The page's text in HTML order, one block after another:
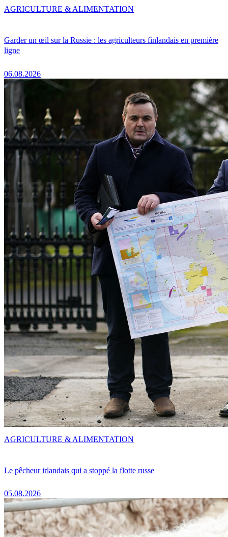
Garder un œil sur la Russie : les agriculteurs finlandais en première
ligne
06.08.2026
AGRICULTURE & ALIMENTATION
Le pêcheur irlandais qui a stoppé la flotte russe
05.08.2026
AGRICULTURE & ALIMENTATION